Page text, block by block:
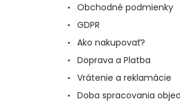
Obchodné podmienky
GDPR
Ako nakupovať?
Doprava a Platba
Vrátenie a reklamácie
Doba spracovania